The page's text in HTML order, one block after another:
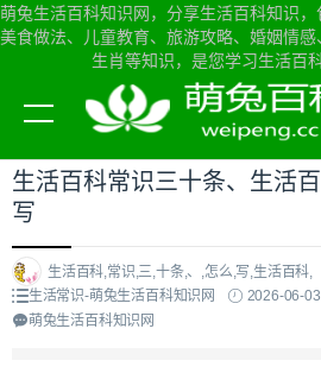
萌兔生活百科知识网，分享生活百科知识，
美食做法、儿童教育、旅游攻略、婚姻情
生肖等知识，是您学习生活百
当前位置： 萌兔生活百科知识网首页>生
生活百科常识三十条、生活
写
生活百科,常识,三,十条,、,怎么,写,生活百科,
生活常识-萌兔生活百科知识网
2026-06-
萌兔生活百科知识网